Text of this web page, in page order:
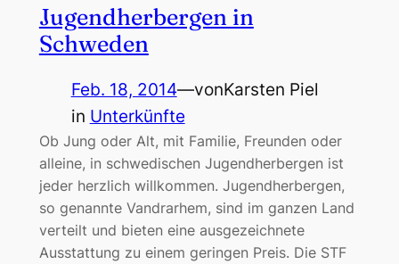
Jugendherbergen in
Schweden
Feb. 18, 2014—vonKarsten Piel
in Unterkünfte
Ob Jung oder Alt, mit Familie, Freunden oder
alleine, in schwedischen Jugendherbergen ist
jeder herzlich willkommen. Jugendherbergen,
so genannte Vandrarhem, sind im ganzen Land
verteilt und bieten eine ausgezeichnete
Ausstattung zu einem geringen Preis. Die STF